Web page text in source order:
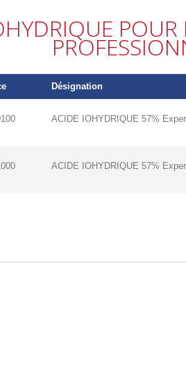
POUR
Désignation
ACIDE IOHYDRIQUE 57%
ACIDE IOHYDRIQUE 57%